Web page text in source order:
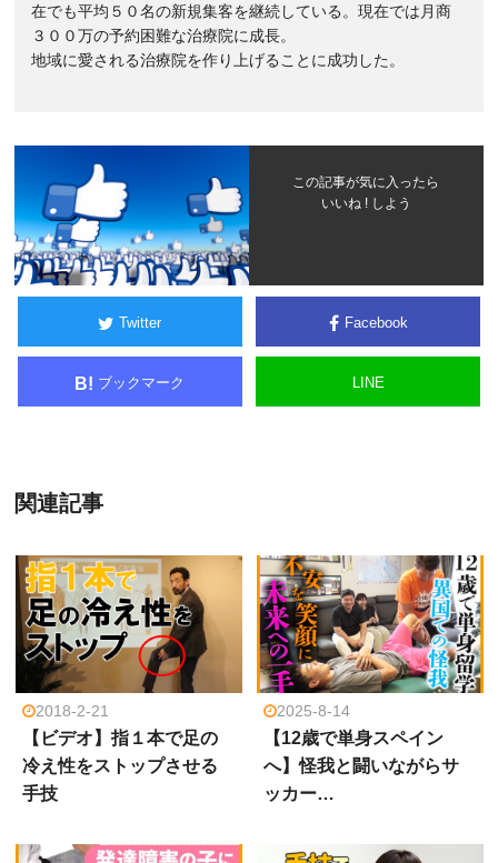
在でも平均５０名の新規集客を継続している。現在では月商
３００万の予約困難な治療院に成長。
地域に愛される治療院を作り上げることに成功した。
この記事が気に入ったら
いいね ! しよう
Twitter Facebook
B! ブックマーク LINE
関連記事
2018-2-21
【ビデオ】指１本で足の
冷え性をストップさせる
手技
2025-8-14
【12歳で単身スペイン
へ】怪我と闘いながらサ
ッカー…